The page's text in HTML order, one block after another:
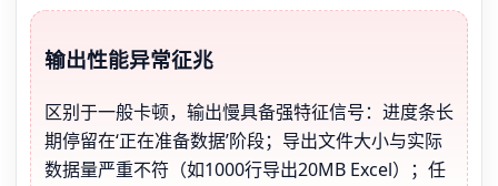
输出性能异常征兆
区别于一般卡顿，输出慢具备强特征信号：进度条长
期停留在‘正在准备数据’阶段；导出文件大小与实际
数据量严重不符（如1000行导出20MB Excel）；任